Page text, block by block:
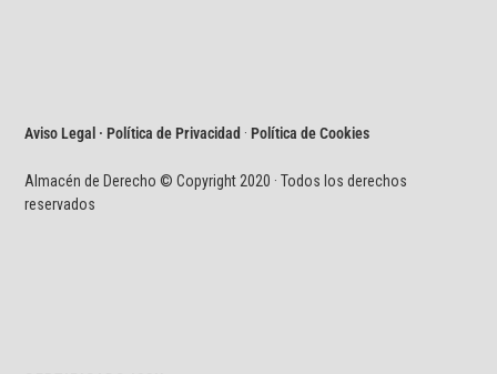
Aviso Legal · Política de Privacidad ·Política de Cookies
Almacén de Derecho © Copyright 2020 · Todos los derechos
reservados